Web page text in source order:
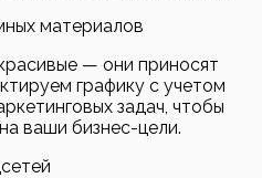
материалов
— они приносят
графику с учетом
задач, чтобы
ваши бизнес-цели.